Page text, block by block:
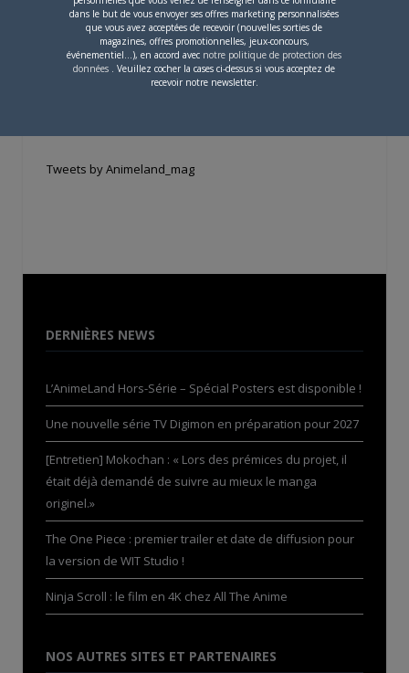
CONTENU SPONSORISÉ
Tweets by Animeland_mag
DERNIÈRES NEWS
L’AnimeLand Hors-Série – Spécial Posters est disponible !
Une nouvelle série TV Digimon en préparation pour 2027
[Entretien] Mokochan : « Lors des prémices du projet, il
était déjà demandé de suivre au mieux le manga
originel.»
The One Piece : premier trailer et date de diffusion pour
la version de WIT Studio !
Ninja Scroll : le film en 4K chez All The Anime
NOS AUTRES SITES ET PARTENAIRES
dans le but de vous envoyer ses offres marketing personnalisées
que vous avez acceptées de recevoir (nouvelles sorties de
magazines, offres promotionnelles, jeux-concours,
événementiel...), en accord avec notre politique de protection des
données . Veuillez cocher la cases ci-dessus si vous acceptez de
recevoir notre newsletter.